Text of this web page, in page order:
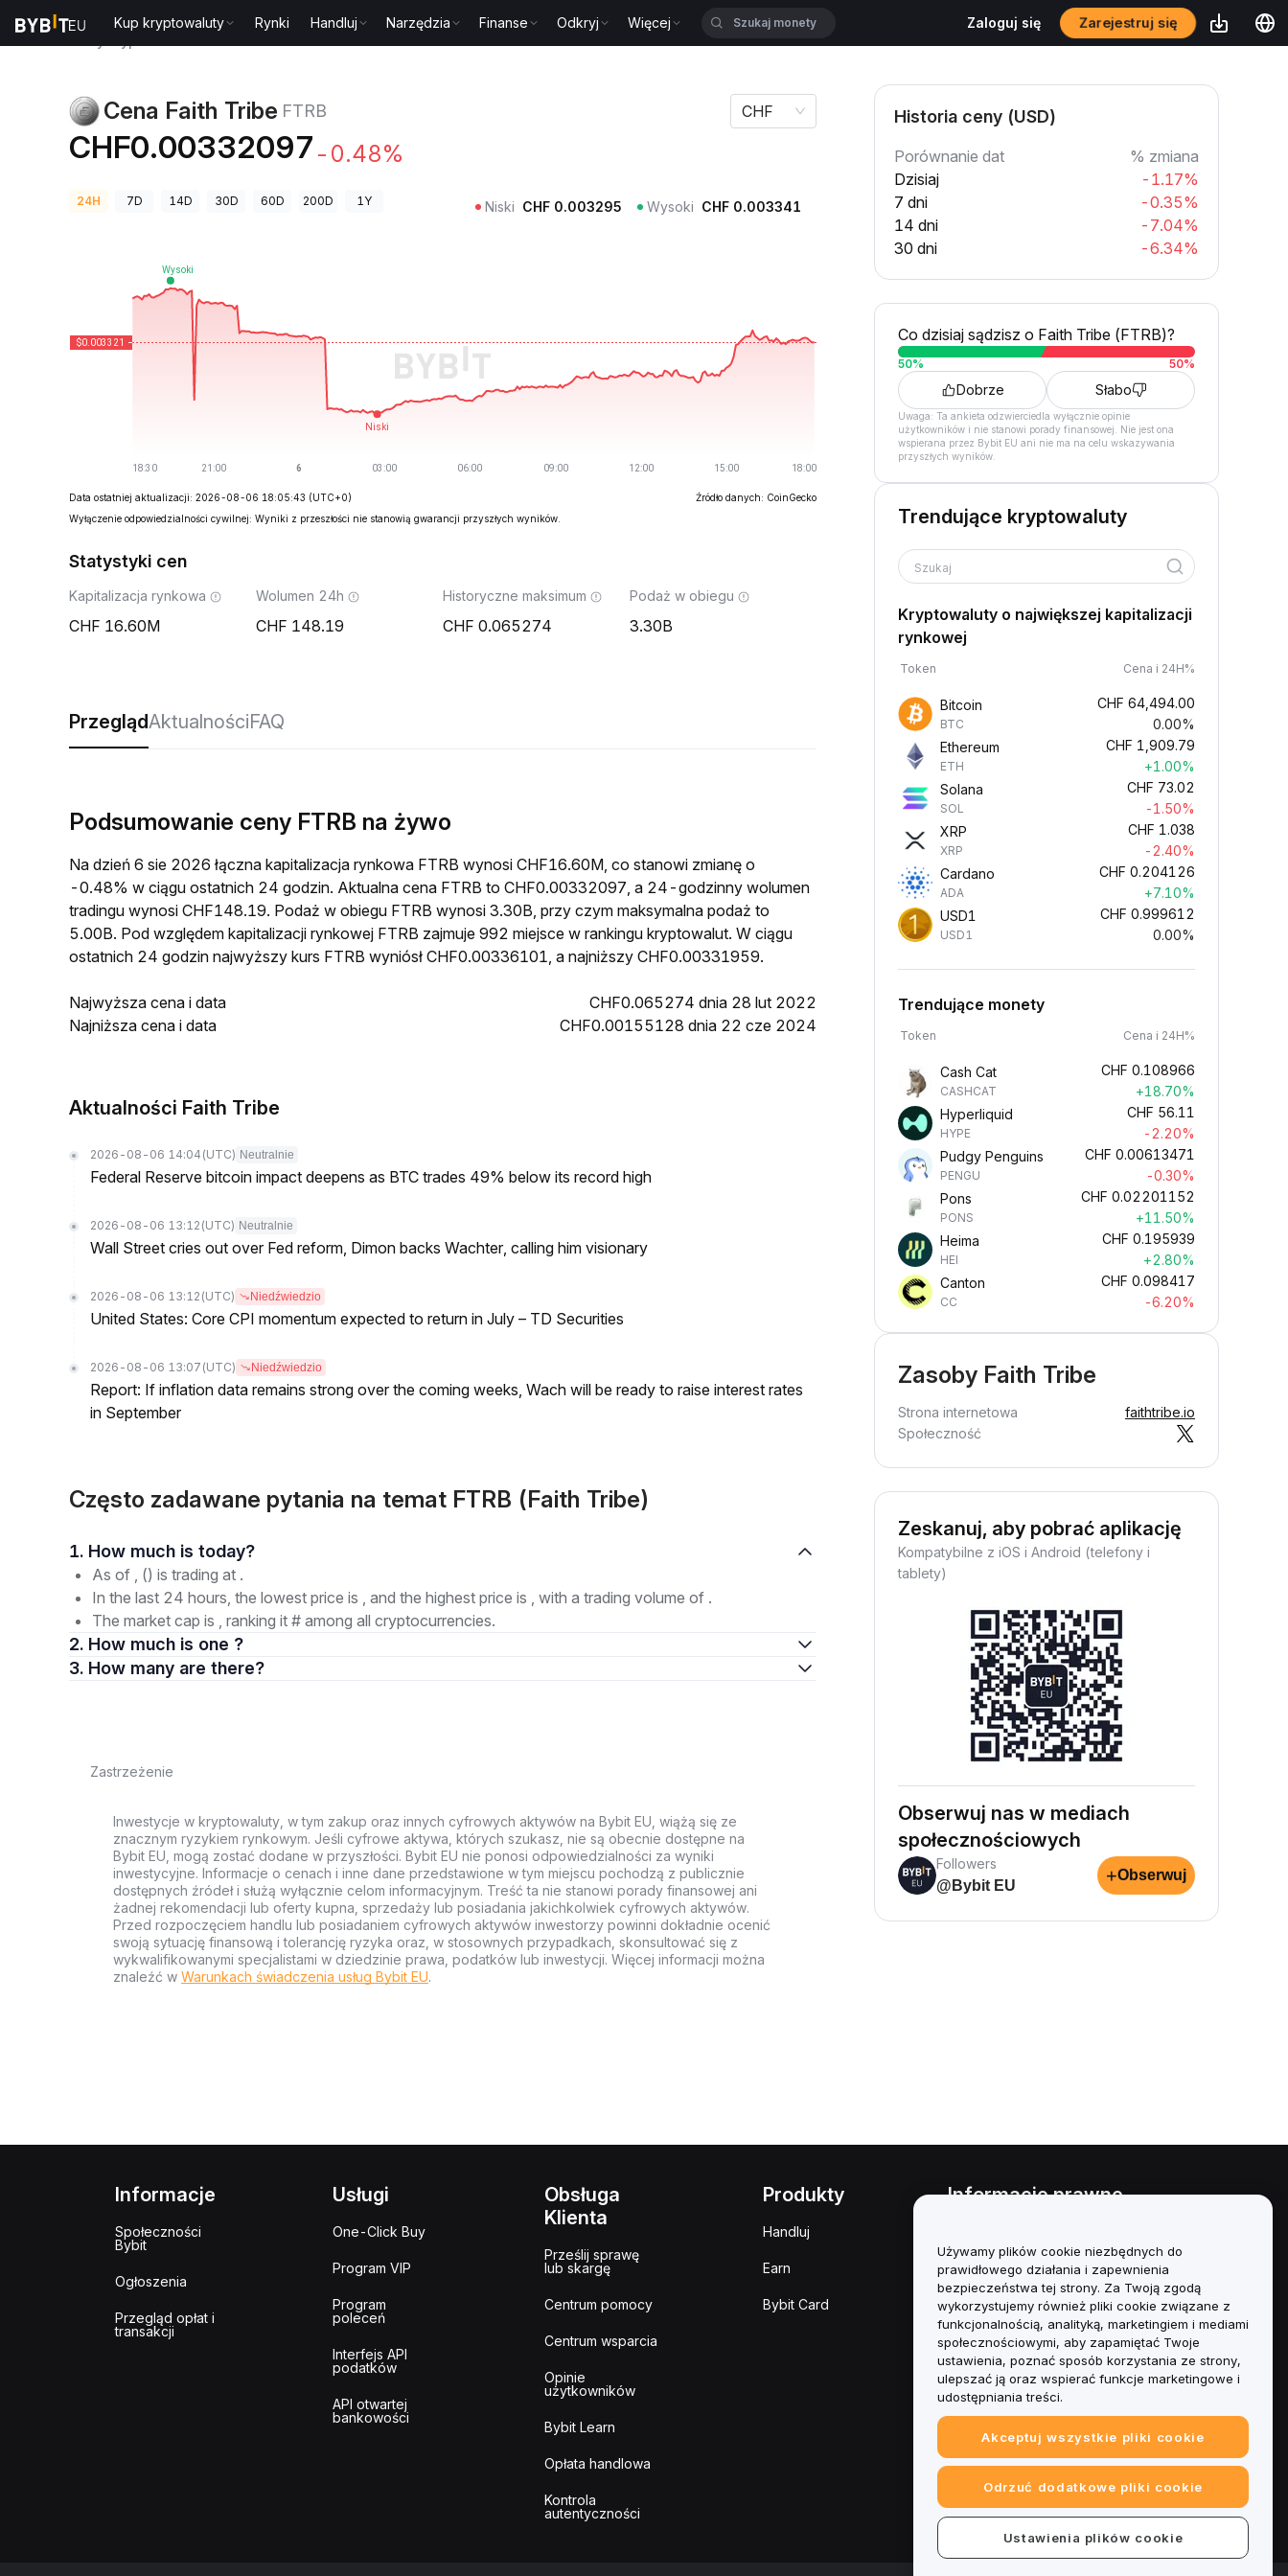
Kup kryptowaluty Rynki Handluj Narzędzia Finanse Odkryj Więcej Zaloguj się Zarejestruj się
Cena Faith Tribe FTRB
CHF0.00332097 -0.48%
CHF
24H 7D 14D 30D 60D 200D 1Y Niski CHF 0.003295 Wysoki CHF 0.003341
Data ostatniej aktualizacji: 2026-08-06 18:05:43 (UTC+0)
Źródło danych: CoinGecko
Wyłączenie odpowiedzialności cywilnej: Wyniki z przeszłości nie stanowią gwarancji przyszłych wyników.
Statystyki cen
Kapitalizacja rynkowa
16.60M
Wolumen 24h
148.19
Historyczne maksimum
0.065274
Podaż w obiegu
3.30B
PrzeglądAktualnościFAQ
Podsumowanie ceny FTRB na żywo
Na dzień 6 sie 2026 łączna kapitalizacja rynkowa FTRB wynosi CHF16.60M, co stanowi zmianę o
-0.48% w ciągu ostatnich 24 godzin. Aktualna cena FTRB to CHF0.00332097, a 24-godzinny wolumen
tradingu wynosi CHF148.19. Podaż w obiegu FTRB wynosi 3.30B, przy czym maksymalna podaż to
5.00B. Pod względem kapitalizacji rynkowej FTRB zajmuje 992 miejsce w rankingu kryptowalut. W ciągu
ostatnich 24 godzin najwyższy kurs FTRB wyniósł CHF0.00336101, a najniższy CHF0.00331959.
Najwyższa cena i data
CHF0.065274 dnia 28 lut 2022
Najniższa cena i data
CHF0.00155128 dnia 22 cze 2024
Aktualności Faith Tribe
2026-08-06 14:04 (UTC) Neutralnie
Federal Reserve bitcoin impact deepens as BTC trades 49% below its record high
2026-08-06 13:12 (UTC) Neutralnie
Wall Street cries out over Fed reform, Dimon backs Wachter, calling him visionary
2026-08-06 13:12 (UTC) Niedźwiedzio
United States: Core CPI momentum expected to return in July – TD Securities
2026-08-06 13:07 (UTC) Niedźwiedzio
Report: If inflation data remains strong over the coming weeks, Wach will be ready to raise interest rates
in September
Często zadawane pytania na temat FTRB (Faith Tribe)
1. How much is today?
As of , () is trading at .
In the last 24 hours, the lowest price is , and the highest price is , with a trading volume of .
The market cap is , ranking it # among all cryptocurrencies.
2. How much is one ?
3. How many are there?
Zastrzeżenie
Inwestycje w kryptowaluty, w tym zakup oraz innych cyfrowych aktywów na Bybit EU, wiążą się ze
znacznym ryzykiem rynkowym. Jeśli cyfrowe aktywa, których szukasz, nie są obecnie dostępne na
Bybit EU, mogą zostać dodane w przyszłości. Bybit EU nie ponosi odpowiedzialności za wyniki
inwestycyjne. Informacje o cenach i inne dane przedstawione w tym miejscu pochodzą z publicznie
dostępnych źródeł i służą wyłącznie celom informacyjnym. Treść ta nie stanowi porady finansowej ani
żadnej rekomendacji lub oferty kupna, sprzedaży lub posiadania jakichkolwiek cyfrowych aktywów.
Przed rozpoczęciem handlu lub posiadaniem cyfrowych aktywów inwestorzy powinni dokładnie ocenić
swoją sytuację finansową i tolerancję ryzyka oraz, w stosownych przypadkach, skonsultować się z
wykwalifikowanymi specjalistami w dziedzinie prawa, podatków lub inwestycji. Więcej informacji można
znaleźć w Warunkach świadczenia usług Bybit EU.
Historia ceny (USD)
Porównanie dat
% zmiana
Dzisiaj
-1.17%
7 dni
-0.35%
14 dni
-7.04%
30 dni
-6.34%
Co dzisiaj sądzisz o Faith Tribe (FTRB)?
50% 50%
Dobrze Słabo
Uwaga: Ta ankieta odzwierciedla wyłącznie opinie
użytkowników i nie stanowi porady finansowej. Nie jest ona
wspierana przez Bybit EU ani nie ma na celu wskazywania
przyszłych wyników.
Trendujące kryptowaluty
Szukaj
Kryptowaluty o największej kapitalizacji
rynkowej
Token Cena i 24H%
Bitcoin
BTC
CHF 64,494.00
0.00%
Ethereum
ETH
CHF 1,909.79
+1.00%
Solana
SOL
CHF 73.02
-1.50%
XRP
XRP
CHF 1.038
-2.40%
Cardano
ADA
CHF 0.204126
+7.10%
USD1
USD1
CHF 0.999612
0.00%
Trendujące monety
Token Cena i 24H%
Cash Cat
CASHCAT
CHF 0.108966
+18.70%
Hyperliquid
HYPE
CHF 56.11
-2.20%
Pudgy Penguins
PENGU
CHF 0.00613471
-0.30%
Pons
PONS
CHF 0.02201152
+11.50%
Heima
HEI
CHF 0.195939
+2.80%
Canton
CC
CHF 0.098417
-6.20%
Zasoby Faith Tribe
Strona internetowa
faithtribe.io
Społeczność
Zeskanuj, aby pobrać aplikację
Kompatybilne z iOS i Android (telefony i
tablety)
Obserwuj nas w mediach
społecznościowych
Followers
@Bybit EU
+Obserwuj
Informacje
Społeczności
Bybit
Ogłoszenia
Przegląd opłat i
transakcji
Usługi
One-Click Buy
Program VIP
Program
poleceń
Interfejs API
podatków
API otwartej
bankowości
Obsługa
Klienta
Prześlij sprawę
lub skargę
Centrum pomocy
Centrum wsparcia
Opinie
użytkowników
Bybit Learn
Opłata handlowa
Kontrola
autentyczności
Produkty
Handluj
Earn
Bybit Card
Informacje prawne
interesów
Podsumowanie polityki
powiernictwa i zarządzania
Informacje ESG
Biuletyny informacyjne
kryptoaktywów
Używamy plików cookie niezbędnych do
prawidłowego działania i zapewnienia
bezpieczeństwa tej strony. Za Twoją zgodą
wykorzystujemy również pliki cookie związane z
funkcjonalnością, analityką, marketingiem i mediami
społecznościowymi, aby zapamiętać Twoje
ustawienia, poznać sposób korzystania ze strony,
ulepszać ją oraz wspierać funkcje marketingowe i
udostępniania treści.
Akceptuj wszystkie pliki cookie
Odrzuć dodatkowe pliki cookie
Ustawienia plików cookie